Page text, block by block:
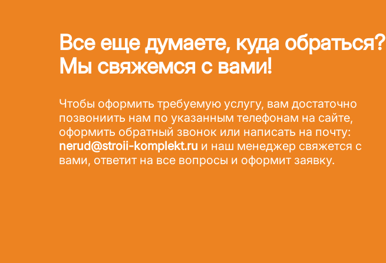
Все еще думаете, куда обраться?
Мы свяжемся с вами!
Чтобы оформить требуемую услугу, вам достаточно
позвониить нам по указанным телефонам на сайте,
оформить обратный звонок или написать на почту:
nerud@stroii-komplekt.ru и наш менеджер свяжется с
вами, ответит на все вопросы и оформит заявку.